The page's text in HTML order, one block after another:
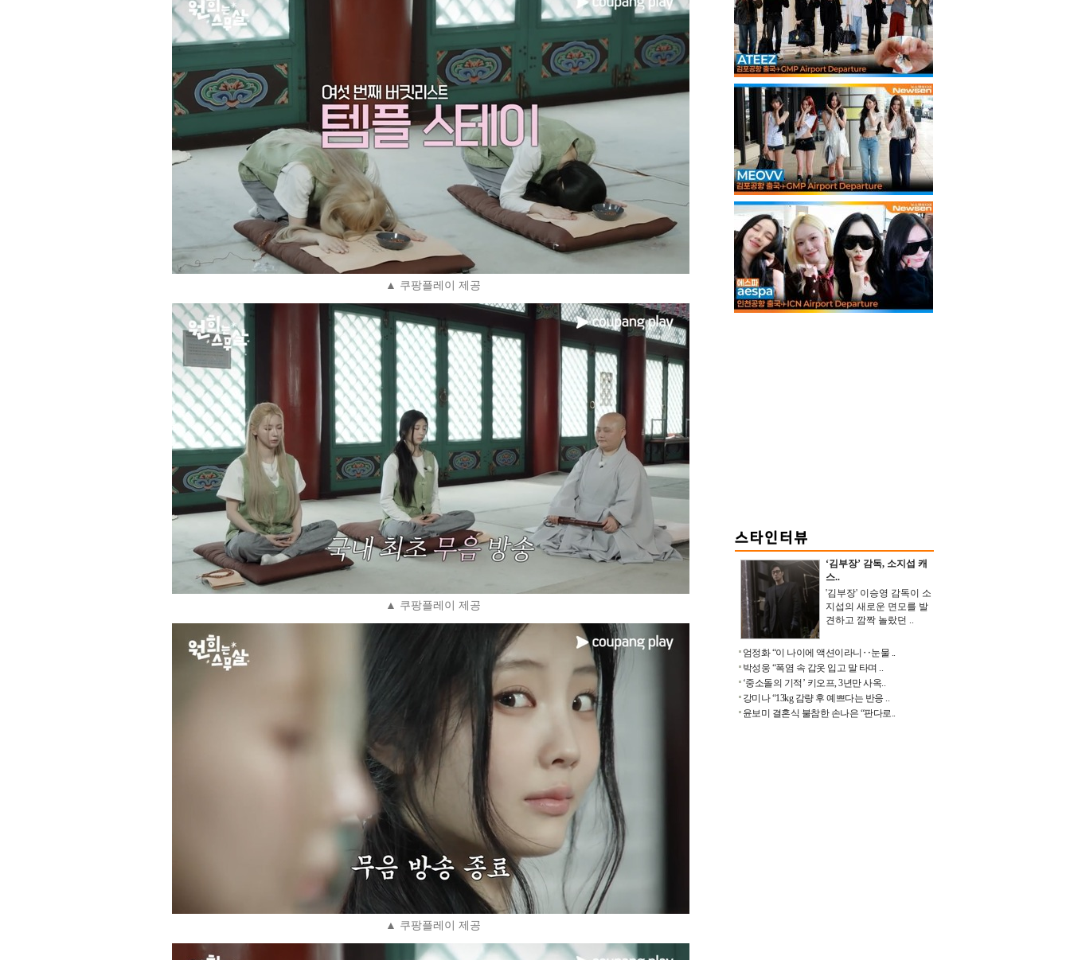
▲ 쿠팡플레이 제공
▲ 쿠팡플레이 제공
▲ 쿠팡플레이 제공
‘김부장’ 감독, 소지섭 캐
스..
'김부장' 이승영 감독이 소
지섭의 새로운 면모를 발
견하고 깜짝 놀랐던 ..
엄정화 “이 나이에 액션이라니‥눈물 ..
박성웅 “폭염 속 갑옷 입고 말 타며 ..
‘중소돌의 기적’ 키오프, 3년만 사옥..
강미나 “13kg 감량 후 예쁘다는 반응 ..
윤보미 결혼식 불참한 손나은 “판다로..